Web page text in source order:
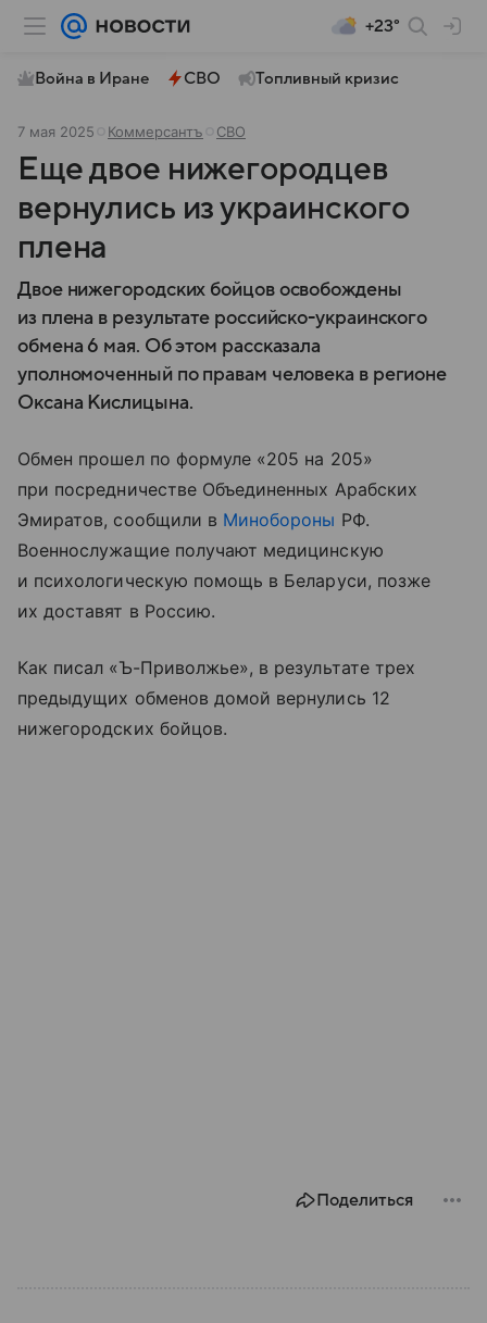
+23°
Война в Иране СВО Топливный кризис
7 мая 2025 Коммерсантъ СВО
Еще двое нижегородцев
вернулись из украинского
плена
Двое нижегородских бойцов освобождены
из плена в результате российско-украинского
обмена 6 мая. Об этом рассказала
уполномоченный по правам человека в регионе
Оксана Кислицына.
Обмен прошел по формуле «205 на 205»
при посредничестве Объединенных Арабских
Эмиратов, сообщили в Минобороны РФ.
Военнослужащие получают медицинскую
и психологическую помощь в Беларуси, позже
их доставят в Россию.
Как писал «Ъ-Приволжье», в результате трех
предыдущих обменов домой вернулись 12
нижегородских бойцов.
Поделиться